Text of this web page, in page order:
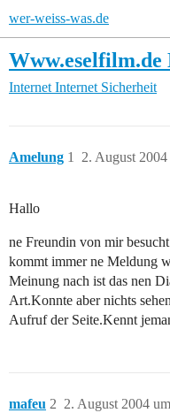
wer-weiss-was.de
Www.eselfilm.de
Internet Internet Sicherheit
Amelung 2. August
1
Hallo
ne Freundin von mir
kommt immer ne Meldung
Meinung nach ist das nen
Art.Konnte aber nichts
Aufruf der Seite.Kennt
mafeu 2. August 2004
2